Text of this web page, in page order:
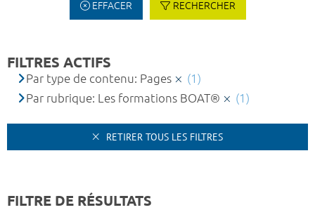
EFFACER RECHERCHER
FILTRES ACTIFS
Par type de contenu: Pages
(1)
Par rubrique: Les formations BOAT®
(1)
RETIRER TOUS LES FILTRES
FILTRE DE RÉSULTATS